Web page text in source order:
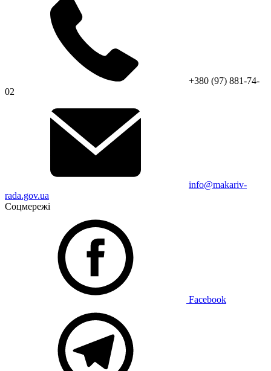
+380 (97) 881-74-
02
info@makariv-
rada.gov.ua
Соцмережі
Facebook